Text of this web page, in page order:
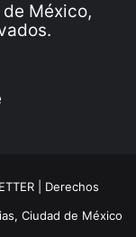
México,
| Derechos
Ciudad de México